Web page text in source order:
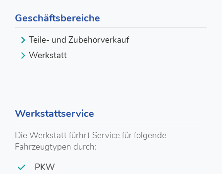
Geschäftsbereiche
Teile- und Zubehörverkauf
Werkstatt
Werkstattservice
Die Werkstatt fürhrt Service für folgende
Fahrzeugtypen durch:
PKW